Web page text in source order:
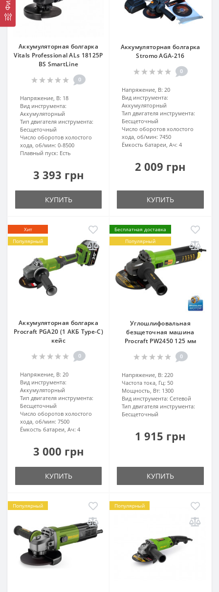
Аккумуляторная болгарка
Vitals Professional ALs 18125P
BS SmartLine
0
Напряжение, В: 18
Вид инструмента:
Аккумуляторный
Тип двигателя инструмента:
Бесщеточный
Число оборотов холостого
хода, об/мин: 0-8500
Плавный пуск: Есть
3 393 грн
КУПИТЬ
Аккумуляторная болгарка
Stromo AGA-216
0
Напряжение, В: 20
Вид инструмента:
Аккумуляторный
Тип двигателя инструмента:
Бесщеточный
Число оборотов холостого
хода, об/мин: 7450
Ёмкость батареи, Ач: 4
2 009 грн
КУПИТЬ
Хит
Популярный
Аккумуляторная болгарка
Procraft PGA20 (1 АКБ Type-C)
кейс
0
Напряжение, В: 20
Вид инструмента:
Аккумуляторный
Тип двигателя инструмента:
Бесщеточный
Число оборотов холостого
хода, об/мин: 7500
Ёмкость батареи, Ач: 4
3 000 грн
КУПИТЬ
Бесплатная доставка
Популярный
Углошлифовальная
безщеточная машина
Procraft PW2450 125 мм
0
Напряжение, В: 220
Частота тока, Гц: 50
Мощность, Вт: 1300
Вид инструмента: Сетевой
Тип двигателя инструмента:
Бесщеточный
1 915 грн
КУПИТЬ
Популярный Популярный